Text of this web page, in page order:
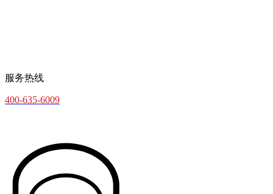
服务热线
400-635-6009